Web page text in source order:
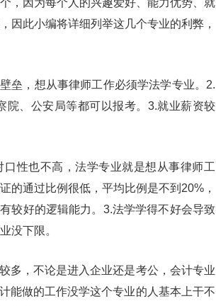
，因为每个人的兴趣爱好、能力优势、就
因此小编将详细列举这几个专业的利弊，
垒，想从事律师工作必须学法学专业。2.
院、公安局等都可以报考。3.就业薪资较
性也不高，法学专业就是想从事律师工
的通过比例很低，平均比例是不到20%，
较好的逻辑能力。3.法学学得不好会导致
没下限。
多，不论是进入企业还是考公，会计专业
能做的工作没学这个专业的人基本上干不